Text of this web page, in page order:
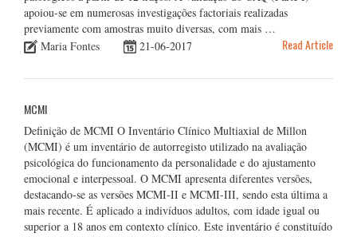
apoiou-se em numerosas investigações factoriais realizadas
previamente com amostras muito diversas, com mais …
Maria Fontes
21-06-2017 Read Article
MCMI
Definição de MCMI O Inventário Clínico Multiaxial de Millon
(MCMI) é um inventário de autorregisto utilizado na avaliação
psicológica do funcionamento da personalidade e do ajustamento
emocional e interpessoal. O MCMI apresenta diferentes versões,
destacando-se as versões MCMI-II e MCMI-III, sendo esta última a
mais recente. É aplicado a indivíduos adultos, com idade igual ou
superior a 18 anos em contexto clínico. Este inventário é constituído